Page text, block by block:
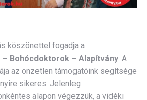
köszönettel fogadja a
– Bohócdoktorok – Alapítvány . A
az önzetlen támogatóink segítsége
sikeres. Jelenleg
alapon végezzük, a vidéki